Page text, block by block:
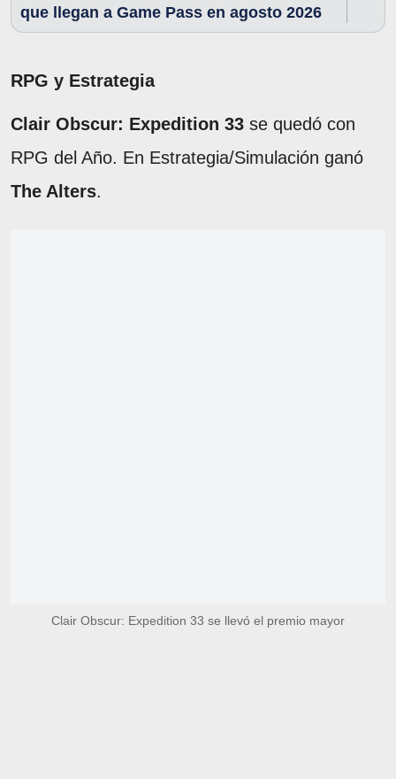
que llegan a Game Pass en agosto 2026
RPG y Estrategia
Clair Obscur: Expedition 33 se quedó con
RPG del Año. En Estrategia/Simulación ganó
The Alters.
Clair Obscur: Expedition 33 se llevó el premio mayor